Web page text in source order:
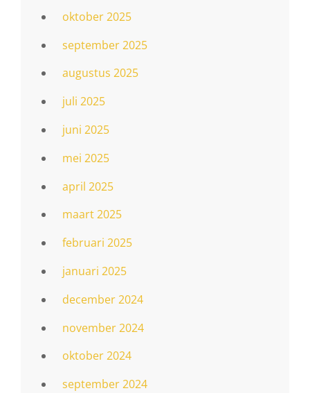
oktober 2025
september 2025
augustus 2025
juli 2025
juni 2025
mei 2025
april 2025
maart 2025
februari 2025
januari 2025
december 2024
november 2024
oktober 2024
september 2024